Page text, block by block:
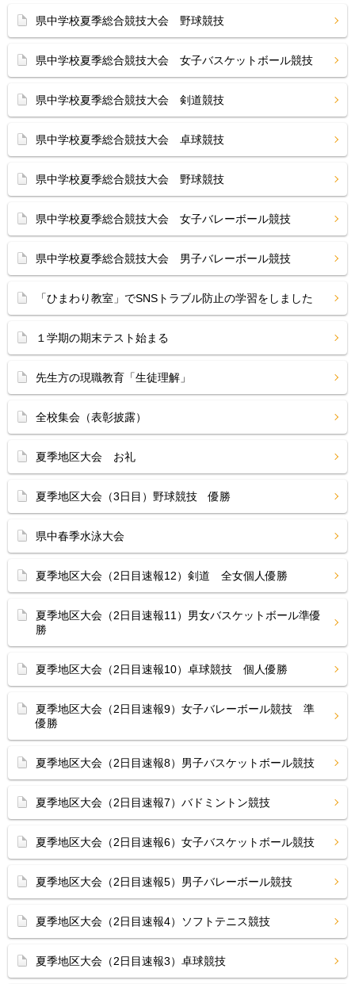
県中学校夏季総合競技大会 野球競技
県中学校夏季総合競技大会 女子バスケットボール競技
県中学校夏季総合競技大会 剣道競技
県中学校夏季総合競技大会 卓球競技
県中学校夏季総合競技大会 野球競技
県中学校夏季総合競技大会 女子バレーボール競技
県中学校夏季総合競技大会 男子バレーボール競技
「ひまわり教室」でSNSトラブル防止の学習をしました
１学期の期末テスト始まる
先生方の現職教育「生徒理解」
全校集会（表彰披露）
夏季地区大会 お礼
夏季地区大会（3日目）野球競技 優勝
県中春季水泳大会
夏季地区大会（2日目速報12）剣道 全女個人優勝
夏季地区大会（2日目速報11）男女バスケットボール準優
勝
夏季地区大会（2日目速報10）卓球競技 個人優勝
夏季地区大会（2日目速報9）女子バレーボール競技 準
優勝
夏季地区大会（2日目速報8）男子バスケットボール競技
夏季地区大会（2日目速報7）バドミントン競技
夏季地区大会（2日目速報6）女子バスケットボール競技
夏季地区大会（2日目速報5）男子バレーボール競技
夏季地区大会（2日目速報4）ソフトテニス競技
夏季地区大会（2日目速報3）卓球競技